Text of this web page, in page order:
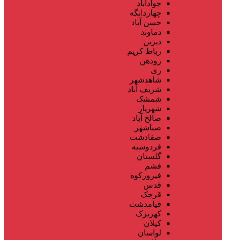
جوادآباد
چهاردانگه
حسن آباد
دماوند
دیزین
رباط کریم
رودهن
ری
شاهدشهر
شریف آباد
شمشک
شهریار
صالح آباد
صباشهر
صفادشت
فردوسیه
گلستان
فشم
فیروزکوه
قدس
قرچک
قیامدشت
کهریزک
کیلان
لواسان